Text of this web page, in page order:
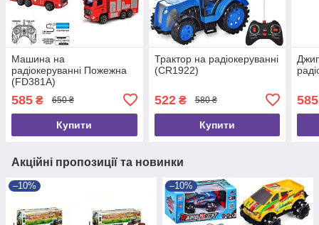
Машина на
радіокеруванні Пожежна
(FD381A)
585 ₴ 650 ₴
Купити
Трактор на радіокеруванні
(CR1922)
522₴ 580 ₴
Купити
585
Акційні пропозиції та новинки
–10% –10%